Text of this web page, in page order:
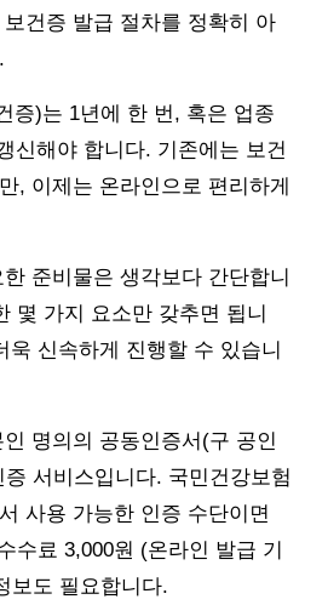
건증 발급 절차를 정확히 아
증)는 1년에 한 번, 혹은 업종
신해야 합니다. 기존에는 보건
, 이제는 온라인으로 편리하게
준비물은 생각보다 간단합니
몇 가지 요소만 갖추면 됩니
욱 신속하게 진행할 수 있습니
명의의 공동인증서(구 공인
서비스입니다. 국민건강보험
사용 가능한 인증 수단이면
수료 3,000원 (온라인 발급 기
보도 필요합니다.